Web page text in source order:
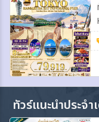
ทัวร์แนะนำประจำ